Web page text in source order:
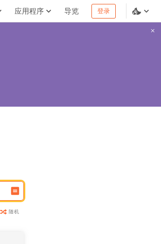
应用程序 导览 登录
随机